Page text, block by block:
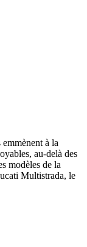
à la
au-delà des
modèles de la
Multistrada, le